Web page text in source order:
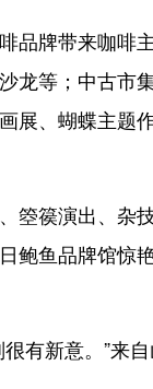
牌带来咖啡
龙等；中古市
展、蝴蝶主题
篌演出、杂
鲍鱼品牌馆惊
新意。”来自